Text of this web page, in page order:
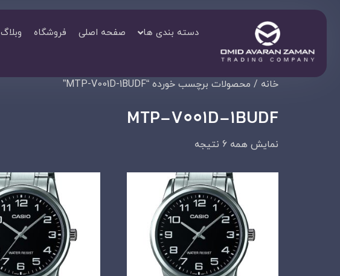
دسته بندی ها صفحه اصلی فروشگاه وبلاگ
خانه / محصولات برچسب خورده “MTP-V001D-1BUDF”
MTP-V001D-1BUDF
نمایش همه 6 نتیجه